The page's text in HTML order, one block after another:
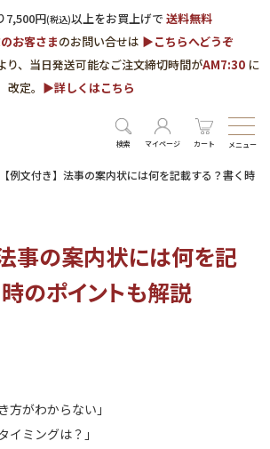
7,500円(税込)以上をお買上げで 送料無料
お客さまのお問い合せは ▶︎こちらへどうぞ
り、当日発送可能なご注文締切時間がAM7:30 に
改定。 ▶︎詳しくはこちら
検索 マイページ カート メニュー
【例文付き】法事の案内状には何を記載する？書く時
法事の案内状には何を記
のポイントも解説
方がわからない」
イミングは？」